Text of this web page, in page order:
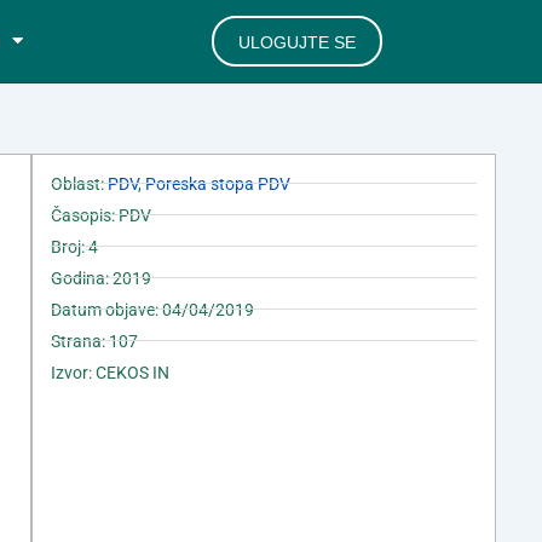
ULOGUJTE SE
Oblast:PDV,Poreska stopa PDV
Časopis: PDV
Broj: 4
Godina: 2019
Datum objave: 04/04/2019
Strana: 107
Izvor: CEKOS IN